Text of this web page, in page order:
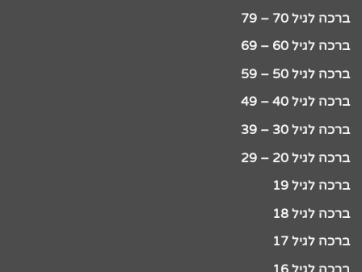
ברכה לגיל 70 – 79
ברכה לגיל 60 – 69
ברכה לגיל 50 – 59
ברכה לגיל 40 – 49
ברכה לגיל 30 – 39
ברכה לגיל 20 – 29
ברכה לגיל 19
ברכה לגיל 18
ברכה לגיל 17